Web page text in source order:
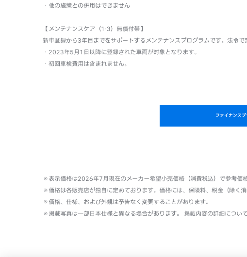
・他の施策との併用はできません
【メンテナンスケア（1-3）無償付帯】
新車登録から3年目までをサポートするメンテナンスプログラムです。法令
・2023年5月1日以降に登録された車両が対象となります。
・初回車検費用は含まれません。
ファイナンスプ
※表示価格は2026年7月現在のメーカー希望小売価格（消費税込）で参考価
※価格は各販売店が独自に定めております。価格には、保険料、税金（除く
※価格、仕様、および外観は予告なく変更することがあります。
※掲載写真は一部日本仕様と異なる場合があります。 掲載内容の詳細につい